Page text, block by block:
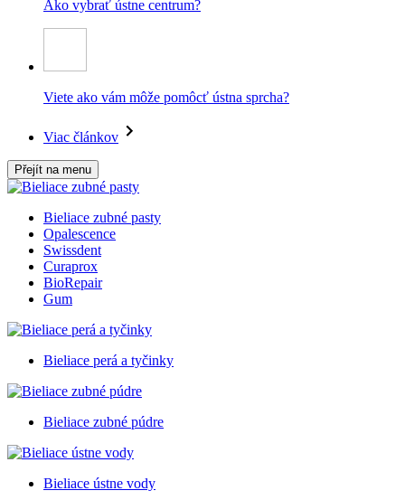
Ako vybrať ústne centrum?
Viete ako vám môže pomôcť ústna sprcha?
Viac článkov
Přejít na menu
Bieliace zubné pasty
Opalescence
Swissdent
Curaprox
BioRepair
Gum
Bieliace perá a tyčinky
Bieliace zubné púdre
Bieliace ústne vody